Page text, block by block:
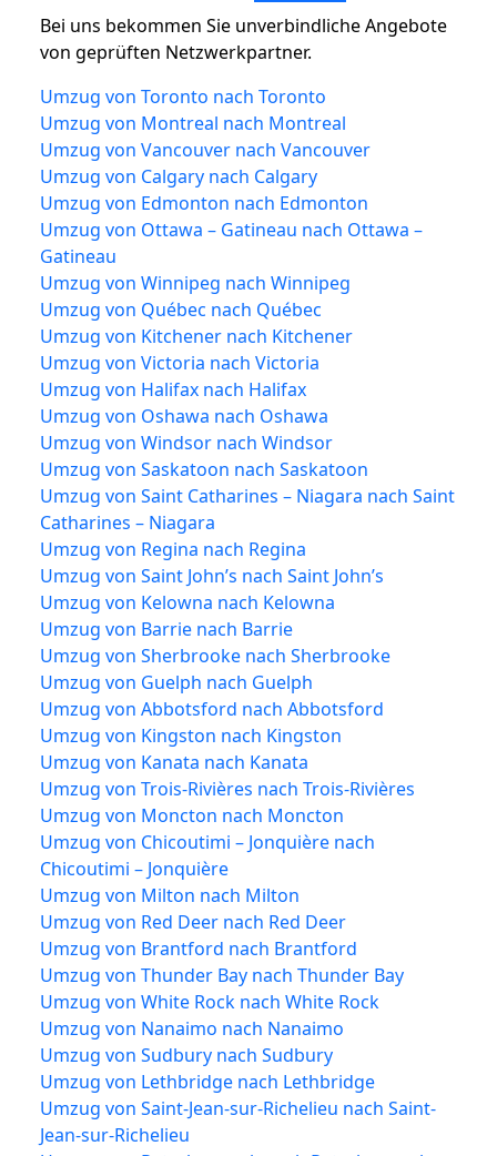
Bei uns bekommen Sie unverbindliche Angebote
von geprüften Netzwerkpartner.
Umzug von Toronto nach Toronto
Umzug von Montreal nach Montreal
Umzug von Vancouver nach Vancouver
Umzug von Calgary nach Calgary
Umzug von Edmonton nach Edmonton
Umzug von Ottawa – Gatineau nach Ottawa –
Gatineau
Umzug von Winnipeg nach Winnipeg
Umzug von Québec nach Québec
Umzug von Kitchener nach Kitchener
Umzug von Victoria nach Victoria
Umzug von Halifax nach Halifax
Umzug von Oshawa nach Oshawa
Umzug von Windsor nach Windsor
Umzug von Saskatoon nach Saskatoon
Umzug von Saint Catharines – Niagara nach Saint
Catharines – Niagara
Umzug von Regina nach Regina
Umzug von Saint John’s nach Saint John’s
Umzug von Kelowna nach Kelowna
Umzug von Barrie nach Barrie
Umzug von Sherbrooke nach Sherbrooke
Umzug von Guelph nach Guelph
Umzug von Abbotsford nach Abbotsford
Umzug von Kingston nach Kingston
Umzug von Kanata nach Kanata
Umzug von Trois-Rivières nach Trois-Rivières
Umzug von Moncton nach Moncton
Umzug von Chicoutimi – Jonquière nach
Chicoutimi – Jonquière
Umzug von Milton nach Milton
Umzug von Red Deer nach Red Deer
Umzug von Brantford nach Brantford
Umzug von Thunder Bay nach Thunder Bay
Umzug von White Rock nach White Rock
Umzug von Nanaimo nach Nanaimo
Umzug von Sudbury nach Sudbury
Umzug von Lethbridge nach Lethbridge
Umzug von Saint-Jean-sur-Richelieu nach Saint-
Jean-sur-Richelieu